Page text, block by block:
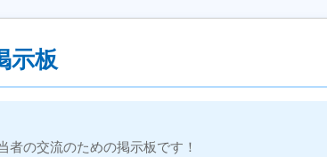
示板
の交流のための掲示板です！